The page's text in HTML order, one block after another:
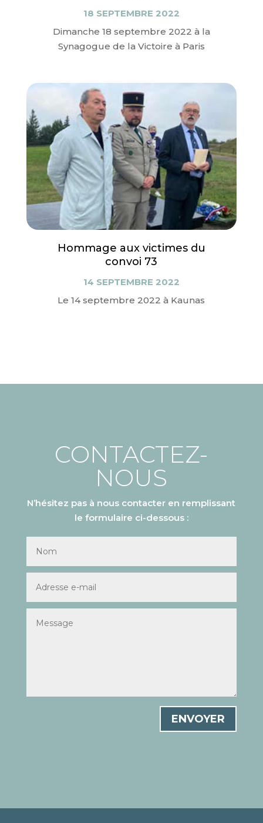
18 SEPTEMBRE 2022
Dimanche 18 septembre 2022 à la
Synagogue de la Victoire à Paris
Hommage aux victimes du
convoi 73
14 SEPTEMBRE 2022
Le 14 septembre 2022 à Kaunas
CONTACTEZ-
NOUS
N’hésitez pas à nous contacter en remplissant
le formulaire ci-dessous :
ENVOYER